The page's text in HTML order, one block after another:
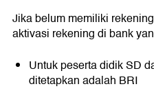
Jika belum memiliki
aktivasi rekening di bank
Untuk peserta didik SD
ditetapkan adalah BRI